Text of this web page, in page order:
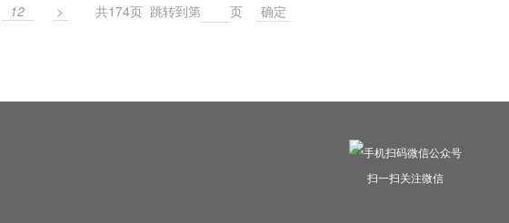
12 > 共174页 跳转到第 页
扫一扫关注微信